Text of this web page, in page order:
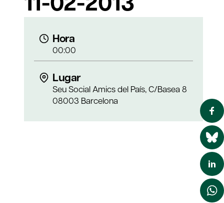
Hora
00:00
Lugar
Seu Social Amics del País, C/Basea 8
08003 Barcelona